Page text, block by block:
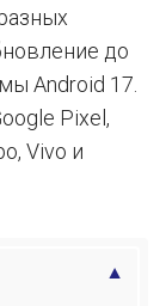
до
Android 17.
Pixel,
Vivo и